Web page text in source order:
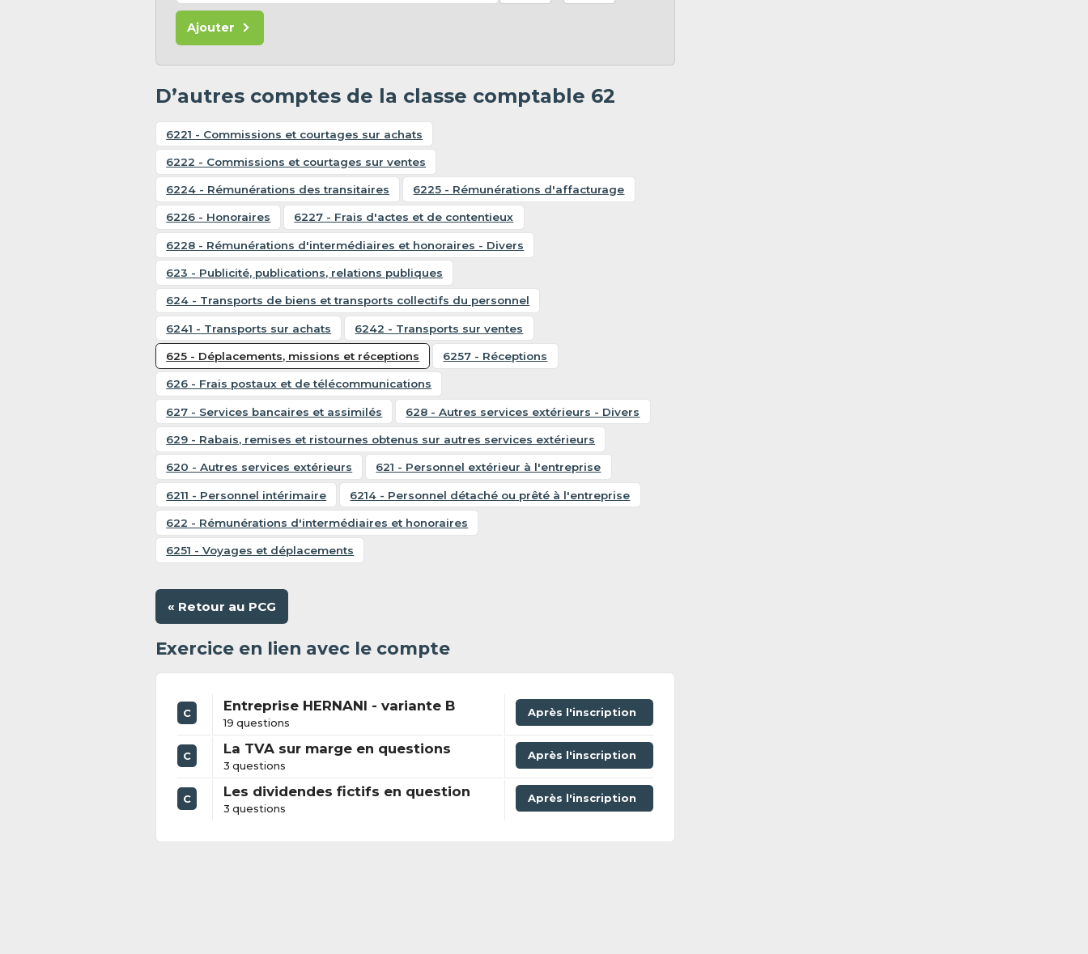
Ajouter
D’autres comptes de la classe comptable 62
6221 - Commissions et courtages sur achats
6222 - Commissions et courtages sur ventes
6224 - Rémunérations des transitaires 6225 - Rémunérations d'affacturage
6226 - Honoraires 6227 - Frais d'actes et de contentieux
6228 - Rémunérations d'intermédiaires et honoraires - Divers
623 - Publicité, publications, relations publiques
624 - Transports de biens et transports collectifs du personnel
6241 - Transports sur achats 6242 - Transports sur ventes
625 - Déplacements, missions et réceptions 6257 - Réceptions
626 - Frais postaux et de télécommunications
627 - Services bancaires et assimilés 628 - Autres services extérieurs - Divers
629 - Rabais, remises et ristournes obtenus sur autres services extérieurs
620 - Autres services extérieurs 621 - Personnel extérieur à l'entreprise
6211 - Personnel intérimaire 6214 - Personnel détaché ou prêté à l'entreprise
622 - Rémunérations d'intermédiaires et honoraires
6251 - Voyages et déplacements
« Retour au PCG
Exercice en lien avec le compte
C Entreprise HERNANI - variante B
19 questions
Après l'inscription
C La TVA sur marge en questions
3 questions
Après l'inscription
C Les dividendes fictifs en question
3 questions
Après l'inscription